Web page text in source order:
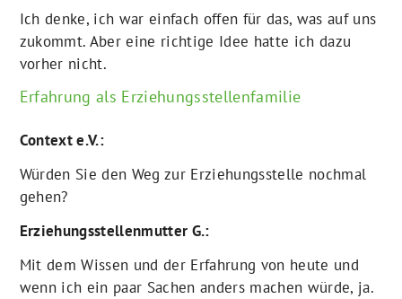
Ich denke, ich war einfach offen für das, was auf uns
zukommt. Aber eine richtige Idee hatte ich dazu
vorher nicht.
Erfahrung als Erziehungsstellenfamilie
Context e.V.:
Würden Sie den Weg zur Erziehungsstelle nochmal
gehen?
Erziehungsstellenmutter G.:
Mit dem Wissen und der Erfahrung von heute und
wenn ich ein paar Sachen anders machen würde, ja.